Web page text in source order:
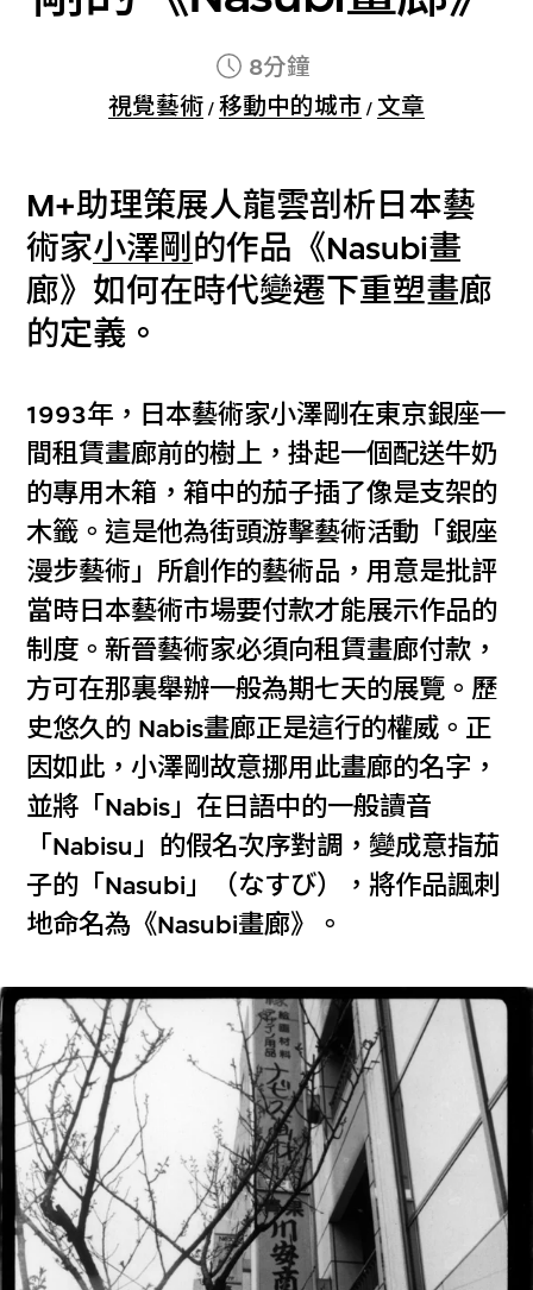
8分鐘
視覺藝術 / 移動中的城市 / 文章
M+助理策展人龍雲剖析日本藝
術家小澤剛 的作品《Nasubi畫
廊》如何在時代變遷下重塑畫廊
的定義。
1993年，日本藝術家小澤剛在東京銀座一
間租賃畫廊前的樹上，掛起一個配送牛奶
的專用木箱，箱中的茄子插了像是支架的
木籤。這是他為街頭游擊藝術活動「銀座
漫步藝術」所創作的藝術品，用意是批評
當時日本藝術市場要付款才能展示作品的
制度。新晉藝術家必須向租賃畫廊付款，
方可在那裏舉辦一般為期七天的展覽。歷
史悠久的 Nabis畫廊正是這行的權威。正
因如此，小澤剛故意挪用此畫廊的名字，
並將「Nabis」在日語中的一般讀音
「Nabisu」的假名次序對調，變成意指茄
子的「Nasubi」（なすび），將作品諷刺
地命名為《Nasubi畫廊》。